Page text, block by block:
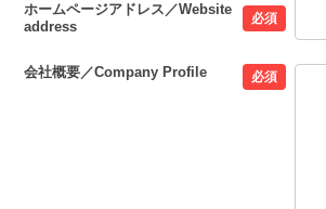
ホームページアドレス／Website
address
必須
会社概要／Company Profile 必須